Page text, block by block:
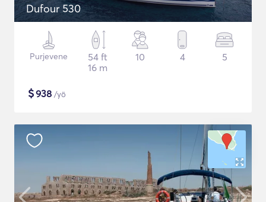
Dufour 530
Purjevene
54 ft
16 m
10 4 5
$938 /yö